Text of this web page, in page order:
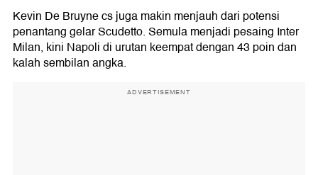
Kevin De Bruyne cs juga makin menjauh dari potensi
penantang gelar Scudetto. Semula menjadi pesaing Inter
Milan, kini Napoli di urutan keempat dengan 43 poin dan
kalah sembilan angka.
ADVERTISEMENT